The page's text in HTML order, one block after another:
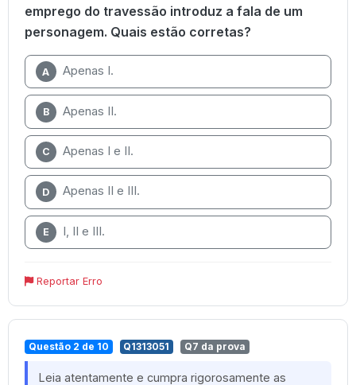
emprego do travessão introduz a fala de um
personagem. Quais estão corretas?
A Apenas I.
B Apenas II.
C Apenas I e II.
D Apenas II e III.
E I, II e III.
Reportar Erro
Questão 2 de 10 Q1313051 Q7 da prova
Leia atentamente e cumpra rigorosamente as